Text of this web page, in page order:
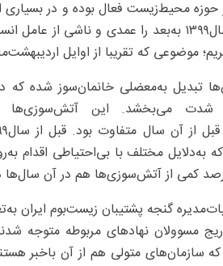
محیط‌زیست فعال بوده و در
مکرر زاگرس به‌ویژه از سال‌۱۳۹۹ به‌بعد را
موضوعی که تقریبا از اوایل
تبدیل به‌معضلی خانمان‌سوز شده که
به‌دلایل مختلف با بی‌احتیاطی
کمی از آتش‌سوزی‌ها هم در آن سال‌ها
سازمان‌های متولی هم از آن باخبر